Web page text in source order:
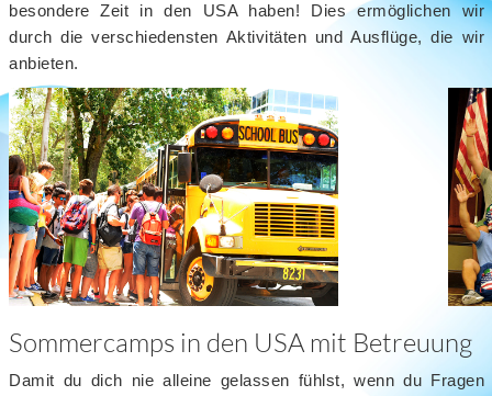
besondere Zeit in den USA haben! Dies ermöglichen wir
durch die verschiedensten Aktivitäten und Ausflüge, die wir
anbieten.
Sommercamps in den USA mit Betreuung
Damit du dich nie alleine gelassen fühlst, wenn du Fragen